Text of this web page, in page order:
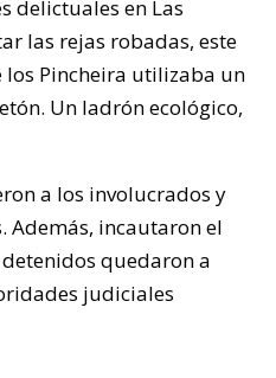
delictuales en Las
las rejas robadas, este
Pincheira utilizaba un
Un ladrón ecológico,
a los involucrados y
Además, incautaron el
quedaron a
judiciales